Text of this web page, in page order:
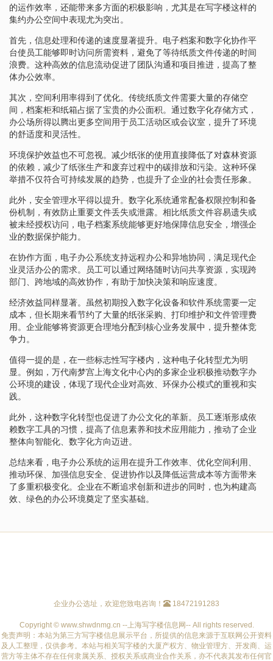
的运作效率，还能带来多方面的积极影响，尤其是在写字楼这样的
集约办公空间中表现尤为突出。
首先，信息处理和传递的速度显著提升。电子档案和数字化协作平
台使员工能够即时访问所需资料，避免了等待纸质文件传递的时间
浪费。这种高效的信息流动促进了团队沟通和项目推进，提高了整
体办公效率。
其次，空间利用率得到了优化。传统纸质文件需要大量的存储空
间，档案柜和纸箱占据了宝贵的办公面积。通过数字化存储方式，
办公场所得以腾出更多空间用于员工活动区或会议室，提升了环境
的舒适度和灵活性。
环境保护效益也不可忽视。减少纸张的使用直接降低了对森林资源
的依赖，减少了纸张生产和废弃过程中的碳排放和污染。这种环保
举措不仅符合可持续发展的趋势，也提升了企业的社会责任形象。
此外，安全管理水平得以提升。数字化系统通常配备权限控制和备
份机制，有效防止重要文件丢失或泄露。相比纸质文件容易遗失或
被未经授权访问，电子档案系统能够更好地保障信息安全，增强企
业的数据保护能力。
在协作方面，电子办公系统支持远程办公和异地协同，满足现代企
业灵活办公的需求。员工可以通过网络随时访问共享资源，实现跨
部门、跨地域的高效协作，有助于加快决策和响应速度。
经济效益同样显著。虽然初期投入数字化设备和软件系统需要一定
成本，但长期来看节约了大量的纸张采购、打印维护和文件管理费
用。企业能够将资源更合理地分配到核心业务发展中，提升整体竞
争力。
值得一提的是，在一些标志性写字楼内，这种电子化转型尤为明
显。例如，万代南梦宫上海文化中心内的多家企业积极推动数字办
公环境的建设，体现了现代企业对高效、环保办公模式的重视和实
践。
此外，这种数字化转型也促进了办公文化的革新。员工逐渐形成依
赖数字工具的习惯，提高了信息素养和技术应用能力，推动了企业
整体向智能化、数字化方向迈进。
总结来看，电子办公系统的运用在提升工作效率、优化空间利用、
推动环保、加强信息安全、促进协作以及降低运营成本等方面带来
了多重积极变化。企业在不断追求创新和进步的同时，也为构建高
效、绿色的办公环境奠定了坚实基础。
企业办公选址，欢迎您致电咨询！ 18472191283
Copyright © www.shwdnmg.cn --上海写字楼信息网-- All rights reserved.
免责声明：本站为第三方写字楼信息展示平台，所提供的信息来源于互联网公开资料
及人工整理，仅供参考。本站与相关写字楼的大厦产权方、物业管理方、开发商、运
营方等主体不存在任何隶属关系、授权关系或商业合作关系，亦不代表其发布任何官